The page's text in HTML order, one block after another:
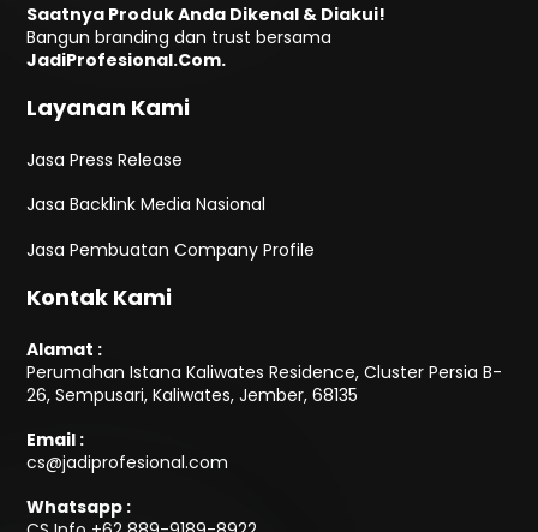
Saatnya Produk Anda Dikenal & Diakui!
Bangun branding dan trust bersama
JadiProfesional.Com.
Layanan Kami
Jasa Press Release
Jasa Backlink Media Nasional
Jasa Pembuatan Company Profile
Kontak Kami
Alamat :
Perumahan Istana Kaliwates Residence, Cluster Persia B-
26, Sempusari, Kaliwates, Jember, 68135
Email :
cs@jadiprofesional.com
Whatsapp :